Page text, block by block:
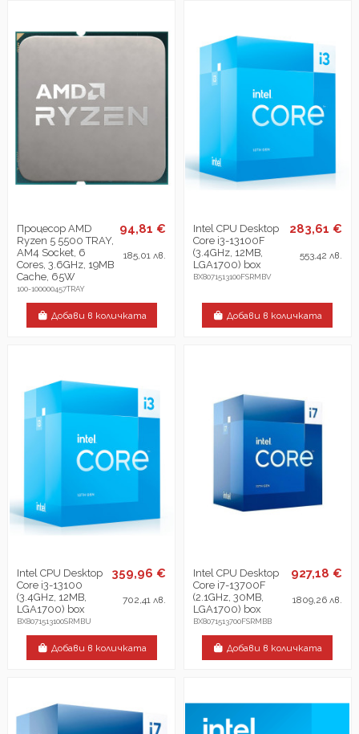
Процесор AMD
Ryzen 5 5500 TRAY,
AM4 Socket, 6
Cores, 3.6GHz, 19MB
Cache, 65W
100-100000457TRAY
94,81 €
185,01 лв.
Добави в количката
Intel CPU Desktop
Core i3-13100F
(3.4GHz, 12MB,
LGA1700) box
BX8071513100FSRMBV
283,61 €
553,42 лв.
Добави в количката
Intel CPU Desktop
Core i3-13100
(3.4GHz, 12MB,
LGA1700) box
BX8071513100SRMBU
359,96 €
702,41 лв.
Добави в количката
Intel CPU Desktop
Core i7-13700F
(2.1GHz, 30MB,
LGA1700) box
BX8071513700FSRMBB
927,18 €
1809,26 лв.
Добави в количката